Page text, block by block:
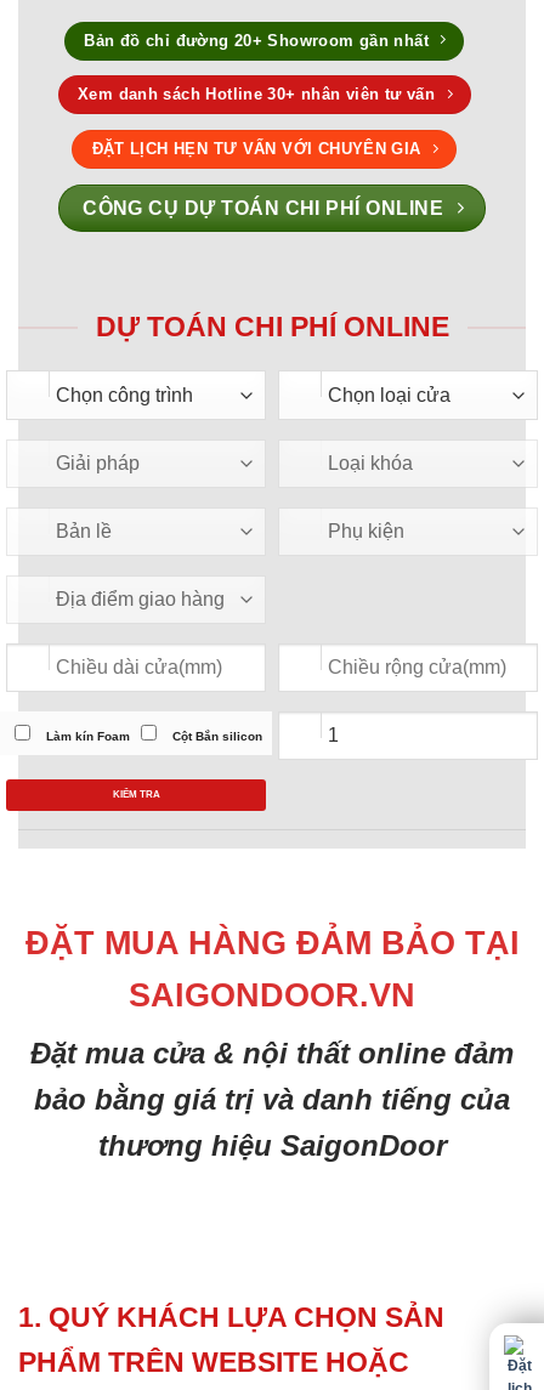
Bản đồ chỉ đường 20+ Showroom gần nhất
Xem danh sách Hotline 30+ nhân viên tư vấn
ĐẶT LỊCH HẸN TƯ VẤN VỚI CHUYÊN GIA
CÔNG CỤ DỰ TOÁN CHI PHÍ ONLINE
DỰ TOÁN CHI PHÍ ONLINE
Làm kín Foam Cột Bắn silicon
KIỂM TRA
ĐẶT MUA HÀNG ĐẢM BẢO TẠI
SAIGONDOOR.VN
Đặt mua cửa & nội thất online đảm
bảo bằng giá trị và danh tiếng của
thương hiệu SaigonDoor
1. QUÝ KHÁCH LỰA CHỌN SẢN
PHẨM TRÊN WEBSITE HOẶC